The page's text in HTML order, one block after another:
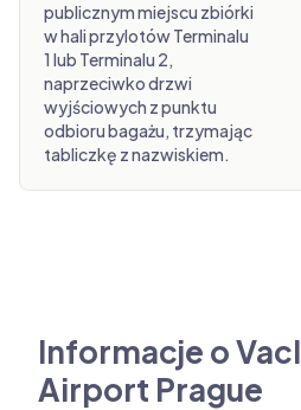
publicznym miejscu zbiórki
w hali przylotów Terminalu
1 lub Terminalu 2,
naprzeciwko drzwi
wyjściowych z punktu
odbioru bagażu, trzymając
tabliczkę z nazwiskiem.
Informacje o
Airport Prague